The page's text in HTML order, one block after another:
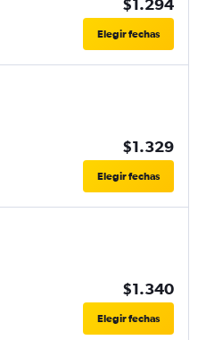
Elegir fechas
$1.329
Elegir fechas
$1.340
Elegir fechas